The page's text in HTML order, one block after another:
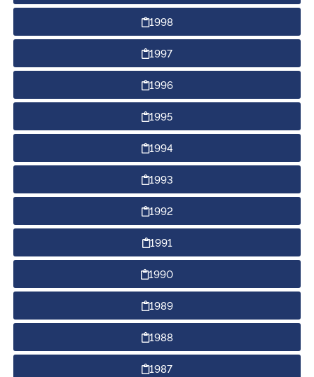
1998
1997
1996
1995
1994
1993
1992
1991
1990
1989
1988
1987